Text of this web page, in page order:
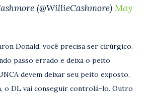
(@WillieCashmore) May
Donald, você precisa ser cirúrgico.
passo errado e deixa o peito
devem deixar seu peito exposto,
o DL vai conseguir controlá-lo. Outro